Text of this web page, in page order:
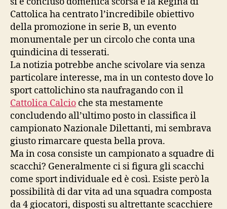
Cattolica ha centrato l’incredibile obiettivo
della promozione in serie B, un evento
monumentale per un circolo che conta una
quindicina di tesserati.
La notizia potrebbe anche scivolare via senza
particolare interesse, ma in un contesto dove lo
sport cattolichino sta naufragando con il
Cattolica Calcio che sta mestamente
concludendo all’ultimo posto in classifica il
campionato Nazionale Dilettanti, mi sembrava
giusto rimarcare questa bella prova.
Ma in cosa consiste un campionato a squadre di
scacchi? Generalmente ci si figura gli scacchi
come sport individuale ed è così. Esiste però la
possibilità di dar vita ad una squadra composta
da 4 giocatori, disposti su altrettante scacchiere